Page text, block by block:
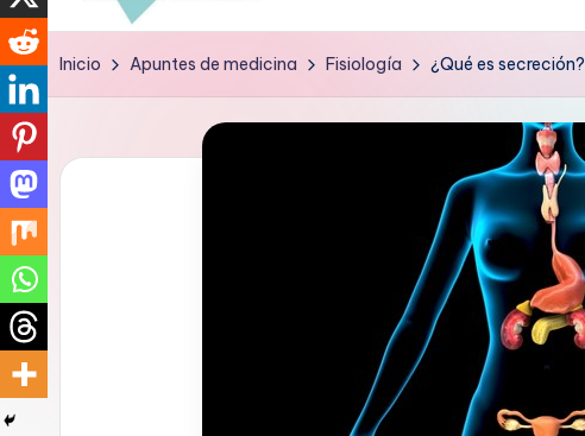
H
o
m
Guías
resúmenes,
Inicio Apuntes de medicina Fisiología ¿Qué es secreción?